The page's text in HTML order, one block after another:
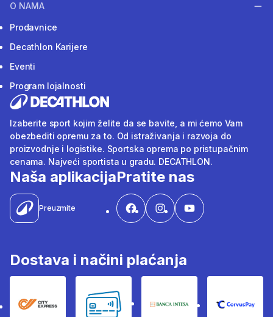
O NAMA
Prodavnice
Decathlon Karijere
Eventi
Program lojalnosti
Izaberite sport kojim želite da se bavite, a mi ćemo Vam
obezbediti opremu za to. Od istraživanja i razvoja do
proizvodnje i logistike. Sportska oprema po pristupačnim
cenama. Najveći sportista u gradu. DECATHLON.
Naša aplikacija
Preuzmite
Pratite nas
Dostava i načini plaćanja
City Express Bankovne karticeBanka Intesa